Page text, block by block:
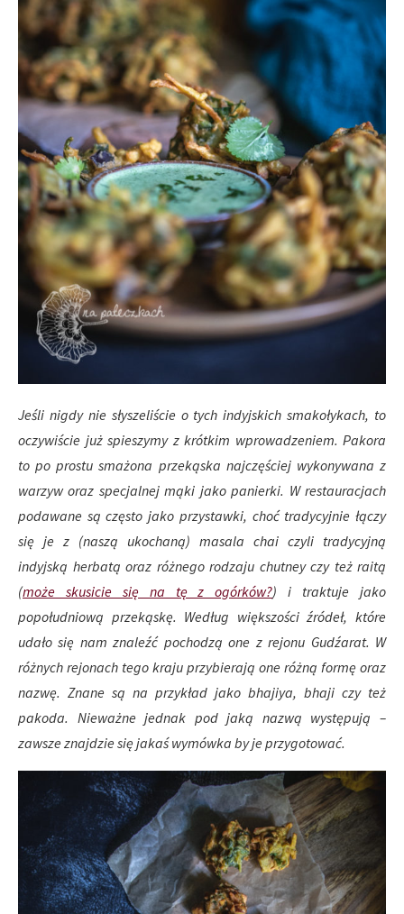
Jeśli nigdy nie słyszeliście o tych indyjskich smakołykach, to
oczywiście już spieszymy z krótkim wprowadzeniem. Pakora
to po prostu smażona przekąska najczęściej wykonywana z
warzyw oraz specjalnej mąki jako panierki. W restauracjach
podawane są często jako przystawki, choć tradycyjnie łączy
się je z (naszą ukochaną) masala chai czyli tradycyjną
indyjską herbatą oraz różnego rodzaju chutney czy też raitą
(może skusicie się na tę z ogórków?) i traktuje jako
popołudniową przekąskę. Według większości źródeł, które
udało się nam znaleźć pochodzą one z rejonu Gudźarat. W
różnych rejonach tego kraju przybierają one różną formę oraz
nazwę. Znane są na przykład jako bhajiya, bhaji czy też
pakoda. Nieważne jednak pod jaką nazwą występują –
zawsze znajdzie się jakaś wymówka by je przygotować.